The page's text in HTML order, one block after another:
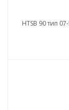
НТSB 90 тип